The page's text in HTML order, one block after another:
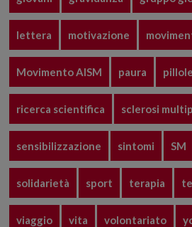
lettera motivazione
Movimento AISM paura pillole
ricerca scientifica sclerosi
sensibilizzazione sintomi SM
solidarietà sport terapia
viaggio vita volontariato